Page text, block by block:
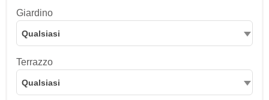
Giardino
Qualsiasi
Terrazzo
Qualsiasi